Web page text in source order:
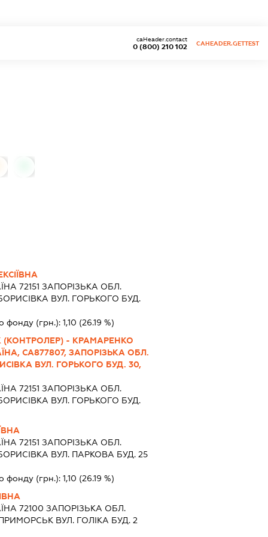
0 (800) 210 102
caHeader.contact
CAHEADER.GETTEST
72151 ЗАПОРIЗЬКА ОБЛ.
ВУЛ. ГОРЬКОГО БУД.
фонду (грн.): 1,10 (26.19 %)
(КОНТРОЛЕР) - КРАМАРЕНКО
СА877807, ЗАПОРІЗЬКА ОБЛ.
ВУЛ. ГОРЬКОГО БУД. 30,
72151 ЗАПОРIЗЬКА ОБЛ.
ВУЛ. ГОРЬКОГО БУД.
72151 ЗАПОРIЗЬКА ОБЛ.
ВУЛ. ПАРКОВА БУД. 25
фонду (грн.): 1,10 (26.19 %)
72100 ЗАПОРIЗЬКА ОБЛ.
ВУЛ. ГОЛІКА БУД. 2